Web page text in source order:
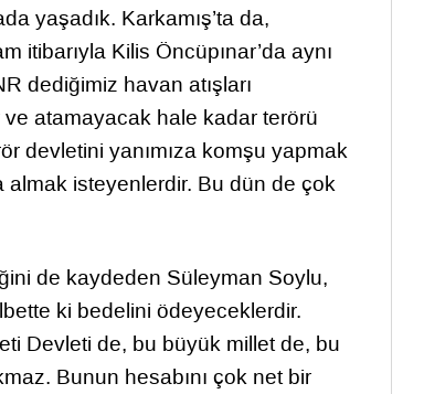
yaşadık. Karkamış’ta da,
itibarıyla Kilis Öncüpınar’da aynı
dediğimiz havan atışları
ve atamayacak hale kadar terörü
devletini yanımıza komşu yapmak
almak isteyenlerdir. Bu dün de çok
de kaydeden Süleyman Soylu,
ki bedelini ödeyeceklerdir.
Devleti de, bu büyük millet de, bu
Bunun hesabını çok net bir